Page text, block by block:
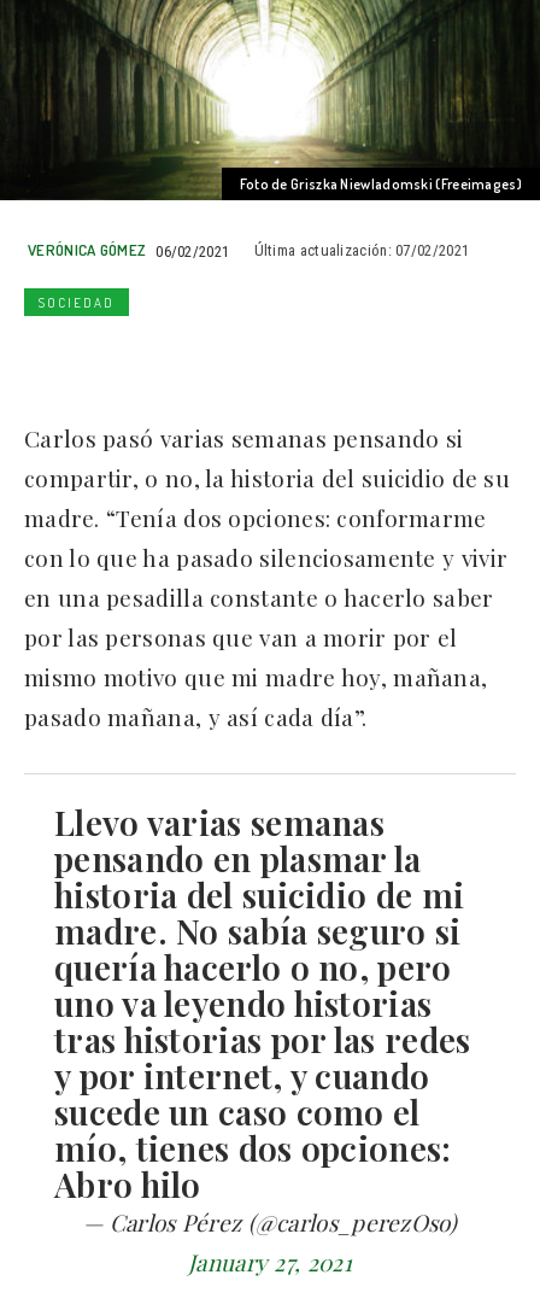
Foto de Griszka Niewladomski (Freeimages)
VERÓNICA GÓMEZ 06/02/2021 Última actualización: 07/02/2021
SOCIEDAD
Carlos pasó varias semanas pensando si
compartir, o no, la historia del suicidio de su
madre. “Tenía dos opciones: conformarme
con lo que ha pasado silenciosamente y vivir
en una pesadilla constante o hacerlo saber
por las personas que van a morir por el
mismo motivo que mi madre hoy, mañana,
pasado mañana, y así cada día”.
Llevo varias semanas
pensando en plasmar la
historia del suicidio de mi
madre. No sabía seguro si
quería hacerlo o no, pero
uno va leyendo historias
tras historias por las redes
y por internet, y cuando
sucede un caso como el
mío, tienes dos opciones:
Abro hilo
— Carlos Pérez (@carlos_perezOso)
January 27, 2021